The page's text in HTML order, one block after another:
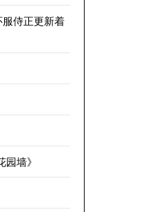
侍正更新着
墙》